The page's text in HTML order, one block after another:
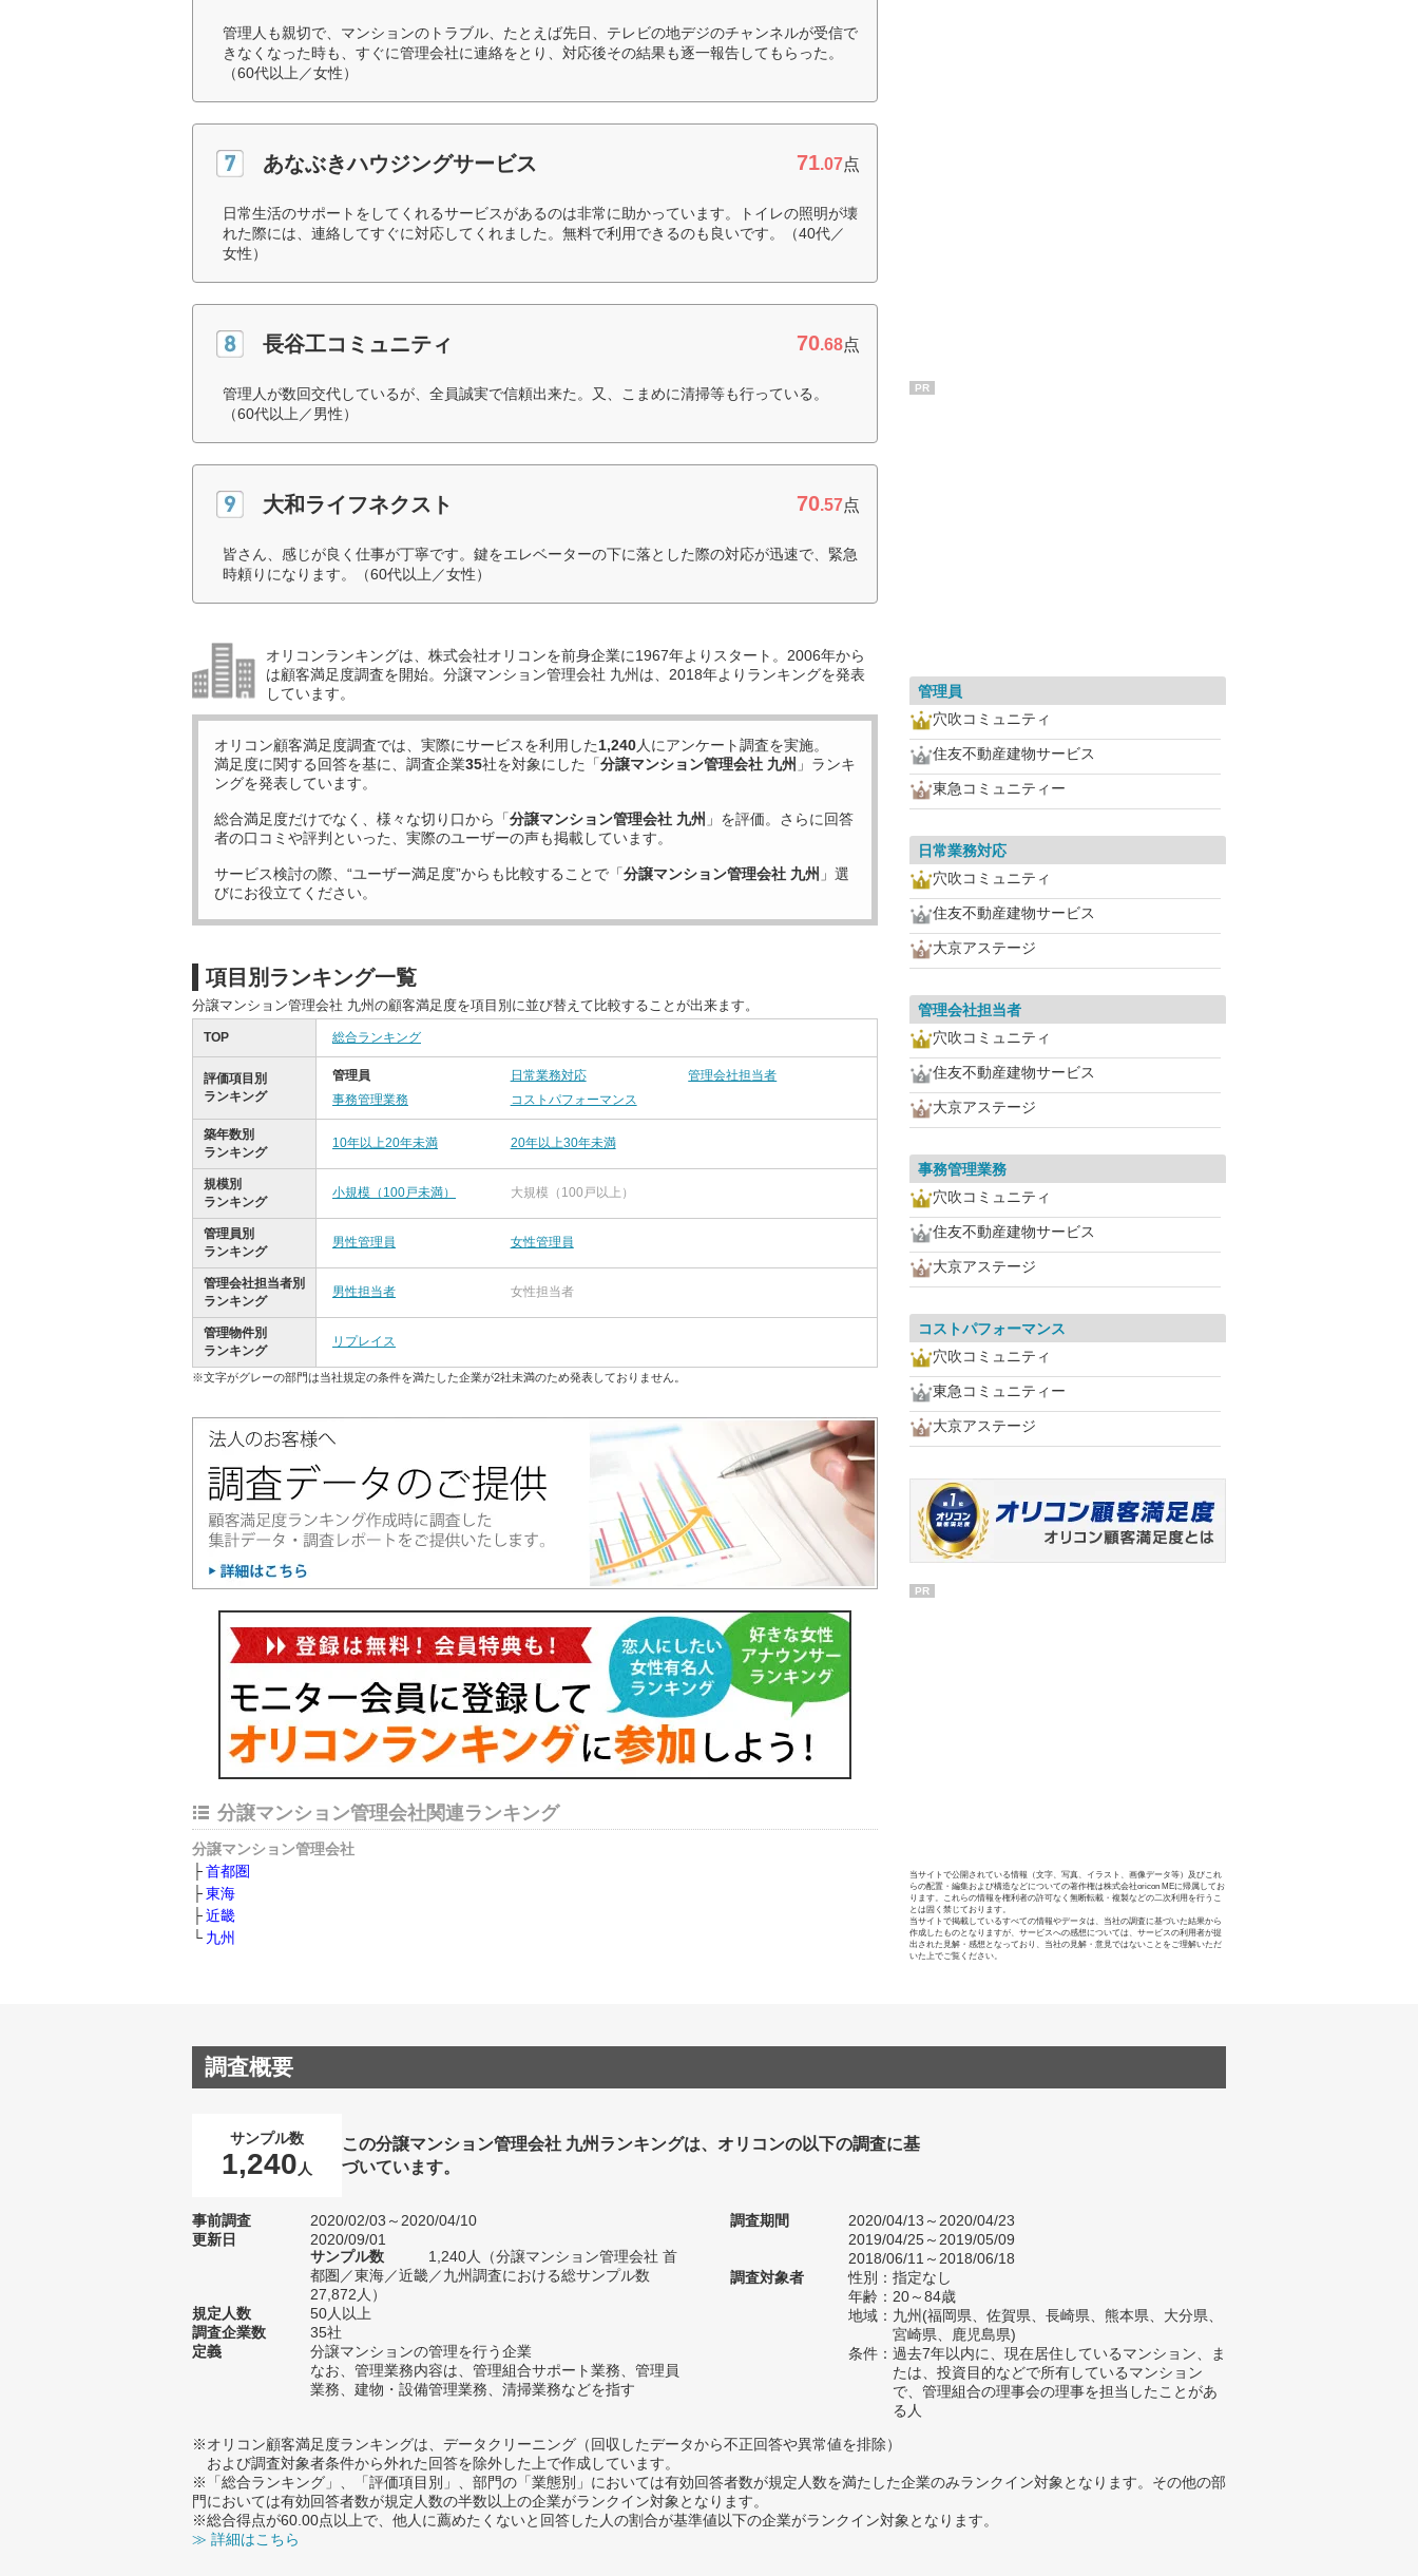
管理人も親切で、マンションのトラブル、たとえば先日、テレビの地デジのチャンネルが受信で
きなくなった時も、すぐに管理会社に連絡をとり、対応後その結果も逐一報告してもらった。
（60代以上／女性）
あなぶきハウジングサービス 71.07点
日常生活のサポートをしてくれるサービスがあるのは非常に助かっています。トイレの照明が壊
れた際には、連絡してすぐに対応してくれました。無料で利用できるのも良いです。（40代／
女性）
長谷工コミュニティ 70.68点
管理人が数回交代しているが、全員誠実で信頼出来た。又、こまめに清掃等も行っている。
（60代以上／男性）
大和ライフネクスト 70.57点
皆さん、感じが良く仕事が丁寧です。鍵をエレベーターの下に落とした際の対応が迅速で、緊急
時頼りになります。（60代以上／女性）
オリコンランキングは、株式会社オリコンを前身企業に1967年よりスタート。2006年から
は顧客満足度調査を開始。分譲マンション管理会社 九州は、2018年よりランキングを発表
しています。
オリコン顧客満足度調査では、実際にサービスを利用した1,240人にアンケート調査を実施。
満足度に関する回答を基に、調査企業35社を対象にした「分譲マンション管理会社 九州 」ランキ
ングを発表しています。
総合満足度だけでなく、様々な切り口から「分譲マンション管理会社 九州 」を評価。さらに回答
者の口コミや評判といった、実際のユーザーの声も掲載しています。
サービス検討の際、“ユーザー満足度”からも比較することで「分譲マンション管理会社 九州 」選
びにお役立てください。
項目別ランキング一覧
分譲マンション管理会社 九州の顧客満足度を項目別に並び替えて比較することが出来ます。
TOP 総合ランキング
評価項目別
ランキング
管理員 日常業務対応
管理会社担当者
事務管理業務
コストパフォーマンス
築年数別
ランキング
10年以上20年未満 20年以上30年未満
規模別
ランキング
小規模（100戸未満） 大規模（100戸以上）
管理員別
ランキング
男性管理員 女性管理員
管理会社担当者別
ランキング
男性担当者 女性担当者
管理物件別
ランキング
リプレイス
※文字がグレーの部門は当社規定の条件を満たした企業が2社未満のため発表しておりません。
分譲マンション管理会社関連ランキング
分譲マンション管理会社
首都圏
東海
近畿
九州
PR
管理員
穴吹コミュニティ
住友不動産建物サービス
東急コミュニティー
日常業務対応
穴吹コミュニティ
住友不動産建物サービス
大京アステージ
管理会社担当者
穴吹コミュニティ
住友不動産建物サービス
大京アステージ
事務管理業務
穴吹コミュニティ
住友不動産建物サービス
大京アステージ
コストパフォーマンス
穴吹コミュニティ
東急コミュニティー
大京アステージ
PR
当サイトで公開されている情報（文字、写真、イラスト、画像データ等）及びこれ
らの配置・編集および構造などについての著作権は株式会社oricon MEに帰属してお
ります。これらの情報を権利者の許可なく無断転載・複製などの二次利用を行うこ
とは固く禁じております。
当サイトで掲載しているすべての情報やデータは、当社の調査に基づいた結果から
作成したものとなりますが、サービスへの感想については、サービスの利用者が提
出された見解・感想となっており、当社の見解・意見ではないことをご理解いただ
いた上でご覧ください。
調査概要
サンプル数
1,240 人
この分譲マンション管理会社 九州ランキングは、オリコンの以下の調査に基
づいています。
事前調査
2020/02/03～2020/04/10
更新日
2020/09/01
サンプル数
1,240人（分譲マンション管理会社 首
都圏／東海／近畿／九州調査における総サンプル数
27,872人）
規定人数
50人以上
調査企業数
35社
定義
分譲マンションの管理を行う企業
なお、管理業務内容は、管理組合サポート業務、管理員
業務、建物・設備管理業務、清掃業務などを指す
調査期間
2020/04/13～2020/04/23
2019/04/25～2019/05/09
2018/06/11～2018/06/18
調査対象者
性別：指定なし
年齢：20～84歳
地域：九州(福岡県、佐賀県、長崎県、熊本県、大分県、
宮崎県、鹿児島県)
条件：過去7年以内に、現在居住しているマンション、ま
たは、投資目的などで所有しているマンション
で、管理組合の理事会の理事を担当したことがあ
る人
※オリコン顧客満足度ランキングは、データクリーニング（回収したデータから不正回答や異常値を排除）
および調査対象者条件から外れた回答を除外した上で作成しています。
※「総合ランキング」、「評価項目別」、部門の「業態別」においては有効回答者数が規定人数を満たした企業のみランクイン対象となります。その他の部
門においては有効回答者数が規定人数の半数以上の企業がランクイン対象となります。
※総合得点が60.00点以上で、他人に薦めたくないと回答した人の割合が基準値以下の企業がランクイン対象となります。
≫ 詳細はこちら